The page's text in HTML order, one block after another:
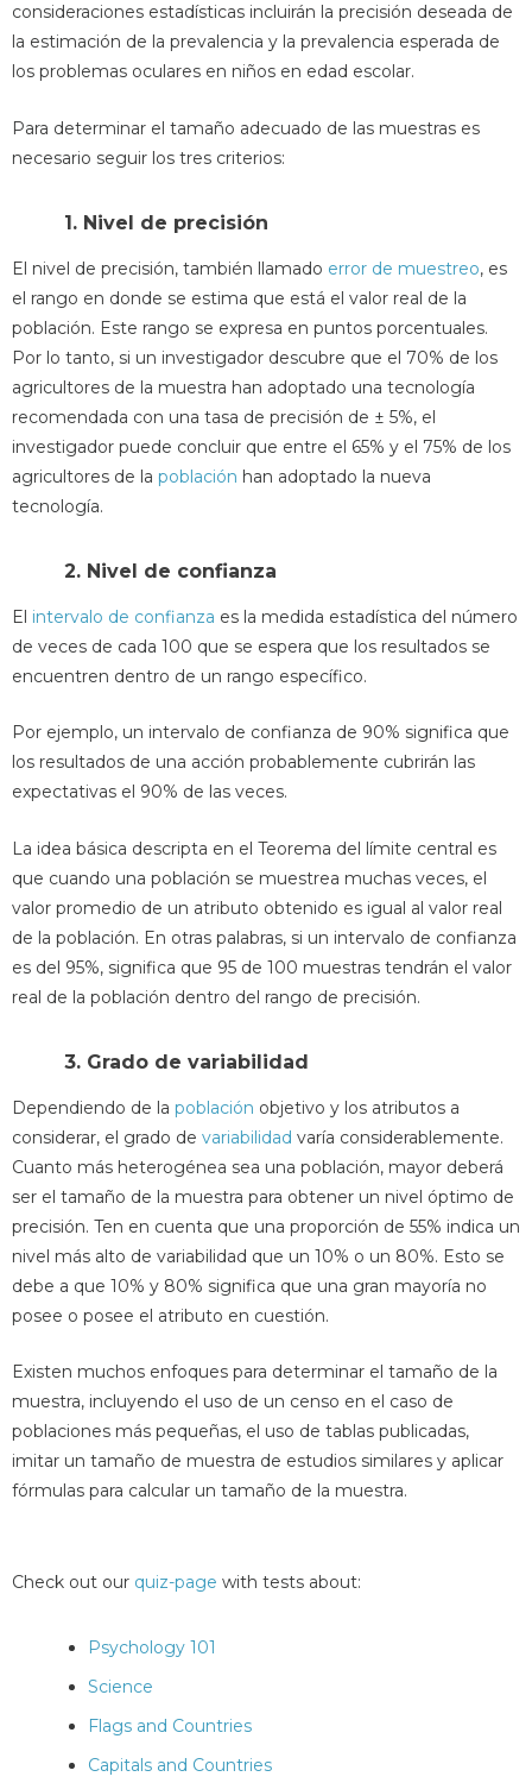
consideraciones estadísticas incluirán la precisión deseada de
la estimación de la prevalencia y la prevalencia esperada de
los problemas oculares en niños en edad escolar.
Para determinar el tamaño adecuado de las muestras es
necesario seguir los tres criterios:
1. Nivel de precisión
El nivel de precisión, también llamado error de muestreo, es
el rango en donde se estima que está el valor real de la
población. Este rango se expresa en puntos porcentuales.
Por lo tanto, si un investigador descubre que el 70% de los
agricultores de la muestra han adoptado una tecnología
recomendada con una tasa de precisión de ± 5%, el
investigador puede concluir que entre el 65% y el 75% de los
agricultores de la población han adoptado la nueva
tecnología.
2. Nivel de confianza
El intervalo de confianza es la medida estadística del número
de veces de cada 100 que se espera que los resultados se
encuentren dentro de un rango específico.
Por ejemplo, un intervalo de confianza de 90% significa que
los resultados de una acción probablemente cubrirán las
expectativas el 90% de las veces.
La idea básica descripta en el Teorema del límite central es
que cuando una población se muestrea muchas veces, el
valor promedio de un atributo obtenido es igual al valor real
de la población. En otras palabras, si un intervalo de confianza
es del 95%, significa que 95 de 100 muestras tendrán el valor
real de la población dentro del rango de precisión.
3. Grado de variabilidad
Dependiendo de la población objetivo y los atributos a
considerar, el grado de variabilidad varía considerablemente.
Cuanto más heterogénea sea una población, mayor deberá
ser el tamaño de la muestra para obtener un nivel óptimo de
precisión. Ten en cuenta que una proporción de 55% indica un
nivel más alto de variabilidad que un 10% o un 80%. Esto se
debe a que 10% y 80% significa que una gran mayoría no
posee o posee el atributo en cuestión.
Existen muchos enfoques para determinar el tamaño de la
muestra, incluyendo el uso de un censo en el caso de
poblaciones más pequeñas, el uso de tablas publicadas,
imitar un tamaño de muestra de estudios similares y aplicar
fórmulas para calcular un tamaño de la muestra.
Check out our quiz-page with tests about:
Psychology 101
Science
Flags and Countries
Capitals and Countries